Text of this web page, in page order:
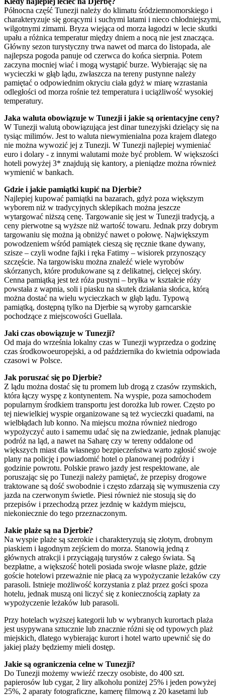
Północna część Tunezji należy do klimatu śródziemnomorskiego i
charakteryzuje się gorącymi i suchymi latami i nieco chłodniejszymi,
wilgotnymi zimami. Bryza wiejąca od morza łagodzi w lecie skutki
upału a różnica temperatur między dniem a nocą nie jest znacząca.
Główny sezon turystyczny trwa nawet od marca do listopada, ale
najlepsza pogoda panuje od czerwca do końca sierpnia. Potem
zaczyna mocniej wiać i mogą wystąpić burze. Wybierając się na
wycieczki w głąb lądu, zwłaszcza na tereny pustynne należy
pamiętać o odpowiednim okryciu ciała gdyż w miarę wzrastania
odległości od morza rośnie też temperatura i uciążliwość wysokiej
temperatury.
Jaka waluta obowiązuje w Tunezji i jakie są orientacyjne ceny?
W Tunezji walutą obowiązująca jest dinar tunezyjski dzielący się na
tysiąc milimów. Jest to waluta niewymienialna poza krajem dlatego
nie można wywozić jej z Tunezji. W Tunezji najlepiej wymieniać
euro i dolary - z innymi walutami może być problem. W większości
hoteli powyżej 3* znajdują się kantory, a pieniądze można również
wymienić w bankach.
Gdzie i jakie pamiątki kupić na Djerbie?
Najlepiej kupować pamiątki na bazarach, gdyż poza większym
wyborem niż w tradycyjnych sklepikach można jeszcze
wytargować niższą cenę. Targowanie się jest w Tunezji tradycją, a
ceny pierwotne są wyższe niż wartość towaru. Jednak przy dobrym
targowaniu się można ją obniżyć nawet o połowę. Największym
powodzeniem wśród pamiątek cieszą się ręcznie tkane dywany,
szisze – czyli wodne fajki i ręka Fatimy – wisiorek przynoszący
szczęście. Na targowisku można znaleźć wiele wyrobów
skórzanych, które produkowane są z delikatnej, cielęcej skóry.
Cenna pamiątką jest też róża pustyni – bryłka w kształcie róży
powstała z wapnia, soli i piasku na skutek działania słońca, którą
można dostać na wielu wycieczkach w głąb lądu. Typową
pamiątką, dostępną tylko na Djerbie są wyroby garncarskie
pochodzące z miejscowości Guellala.
Jaki czas obowiązuje w Tunezji?
Od maja do września lokalny czas w Tunezji wyprzedza o godzinę
czas środkowoeuropejski, a od października do kwietnia odpowiada
czasowi w Polsce.
Jak poruszać się po Djerbie?
Z lądu można dostać się tu promem lub drogą z czasów rzymskich,
która łączy wyspę z kontynentem. Na wyspie, poza samochodem
popularnym środkiem transportu jest dorożka lub rower. Często po
tej niewielkiej wyspie organizowane są też wycieczki quadami, na
wielbłądach lub konno. Na miejscu można również niedrogo
wypożyczyć auto i samemu udać się na zwiedzanie, jednak planując
podróż na ląd, a nawet na Saharę czy w tereny oddalone od
większych miast dla własnego bezpieczeństwa warto zgłosić swoje
plany na policję i powiadomić hotel o planowanej podróży i
godzinie powrotu. Polskie prawo jazdy jest respektowane, ale
poruszając się po Tunezji należy pamiętać, że przepisy drogowe
traktowane są dość swobodnie i często zdarzają się wymuszenia czy
jazda na czerwonym świetle. Piesi również nie stosują się do
przepisów i przechodzą przez jezdnię w każdym miejscu,
niekoniecznie do tego przeznaczonym.
Jakie plaże są na Djerbie?
Na wyspie plaże są szerokie i charakteryzują się złotym, drobnym
piaskiem i łagodnym zejściem do morza. Stanowią jedną z
głównych atrakcji i przyciągają turystów z całego świata. Są
bezpłatne, a większość hoteli posiada swoje własne plaże, gdzie
goście hotelowi przeważnie nie płacą za wypożyczanie leżaków czy
parasoli. Istnieje możliwość korzystania z plaż przez gości spoza
hotelu, jednak muszą oni liczyć się z koniecznością zapłaty za
wypożyczenie leżaków lub parasoli.
Przy hotelach wyższej kategorii lub w wybranych kurortach plaża
jest usypywana sztucznie lub znacznie różni się od typowych plaż
miejskich, dlatego wybierając kurort i hotel warto upewnić się do
jakiej plaży będziemy mieli dostęp.
Jakie są ograniczenia celne w Tunezji?
Do Tunezji możemy wwieźć rzeczy osobiste, do 400 szt.
papierosów lub cygar, 2 liry alkoholu poniżej 25% i jeden powyżej
25%, 2 aparaty fotograficzne, kamerę filmową z 20 kasetami lub